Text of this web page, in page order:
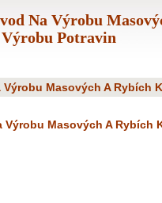
Na Výrobu
Potravin
Masových A Rybích
Výrobu Masových A Rybích